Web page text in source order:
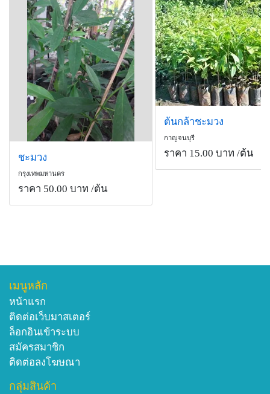
เซลล์มะเร็งได้ดี
"ความสำเร็จจากงานวิจัยที่ได้โครงสร้างใหม่ของสารที่มี
ฤทธิ์ต้านมะเร็งจากชะมวงโอนครั้งนี้ สามารถนำไปใช้
ดัดแปลงพัฒนาต้านมะเร็งที่ออกฤทธิ์ดีขึ้น และลดอาการ
ข้างเคียงต่อเซลล์ปกติ แม้ว่าขั้นตอนการนำสารดังกล่าว
ไปใช้รักษาโรคมะเม็งยังต้องมีกระบวนการวิจัยเพิ่มเติม
อีกหลายขั้นตอน เพื่อการรักษาที่ได้ผลมากขึ้น หรือลด
อาการข้างเคียงจากการใช้ยา" รศ.ดร.ภก.ภาคภูมิ กล่าว
ประโยชน์และความสำคัญ
และใบอ่อนของ ชะมวงรสเปรี้ยว ช่วยระบาย แก้ไข้
เสมหะแก้ธาตุพิการ
ใบชะมวง 100 กรัม ให้พลังงานต่อร่างกาย 51 กิโลแคลอรี่
มีเส้นใย 3.2 กรัม
สรรพคุณทางยา
•ด้านสมุนไพร ส่วนที่ใช้เป็นสมุนไพรและมีสรรพคุณคือ
•ราก รสเปรี้ยว แก้ไข้ แก้ร้อนในกระหายน้ำ ยาถอน พิษไข้
ชะมวง
กรุงเทพมหานคร
ราคา 50.00 บาท /ต้น
ต้นกล้าชะมวง
กาญจนบุรี
ราคา 15.00 บาท /ต้น
เมนูหลัก
หน้าแรก
ติดต่อเว็บมาสเตอร์
ล็อกอินเข้าระบบ
สมัครสมาชิก
ติดต่อลงโฆษณา
กลุ่มสินค้า